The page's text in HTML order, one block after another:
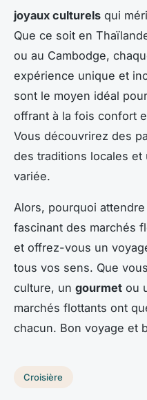
joyaux culturels qui
Que ce soit en
ou au Cambodge,
expérience unique et
sont le moyen idéal
offrant à la fois confort
Vous découvrirez des
des traditions locales
variée.
Alors, pourquoi
fascinant des marchés
et offrez-vous un
tous vos sens. Que
culture, un gourmet ou
marchés flottants ont
chacun. Bon voyage et
Croisière